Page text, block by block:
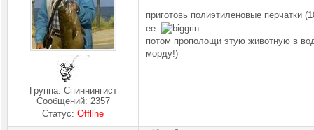
Группа: Спиннингист
Сообщений: 2357
Статус:Offline
приготовь полиэтиленовые перчатки
ее.
потом прополощи этую животную в
морду!)